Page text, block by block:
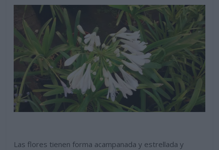
Las flores tienen forma acampanada y estrellada y